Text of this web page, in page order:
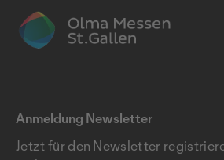
Anmeldung Newsletter
Jetzt für den Newsletter